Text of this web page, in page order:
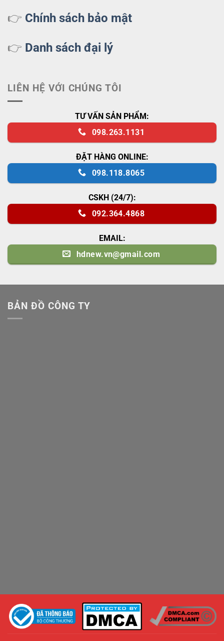
👉 Chính sách bảo mật
👉 Danh sách đại lý
LIÊN HỆ VỚI CHÚNG TÔI
TƯ VẤN SẢN PHẨM:
098.263.1131
ĐẶT HÀNG ONLINE:
098.118.8065
CSKH (24/7):
092.364.4868
EMAIL:
hdnew.vn@gmail.com
BẢN ĐỒ CÔNG TY